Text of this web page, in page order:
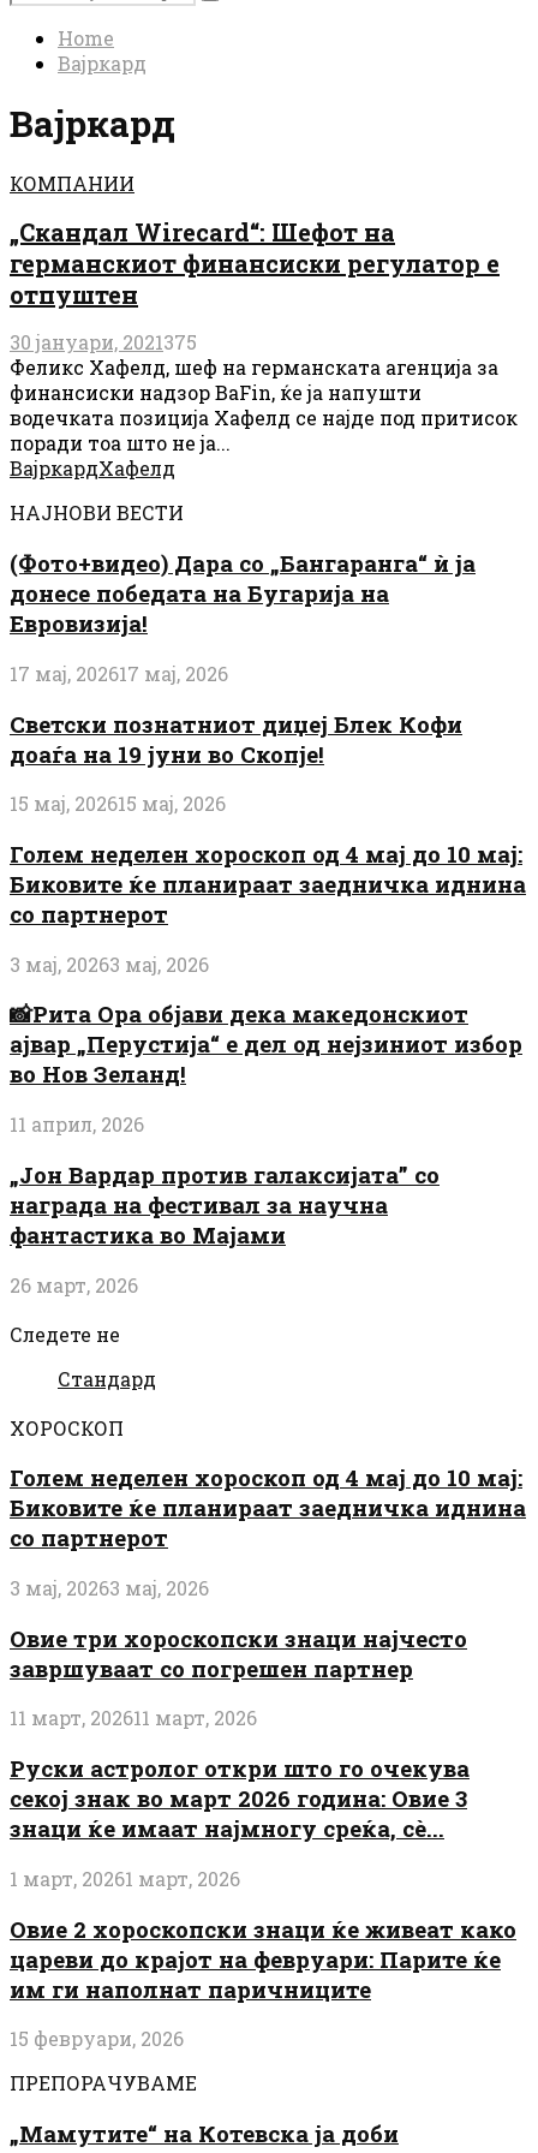
for:
Search
Home
Вајркард
Вајркард
КОМПАНИИ
„Скандал Wirecard“: Шефот на
германскиот финансиски регулатор е
отпуштен
30 јануари, 2021375
Феликс Хафелд, шеф на германската агенција за
финансиски надзор BaFin, ќе ја напушти
водечката позиција Хафелд се најде под притисок
поради тоа што не ја...
ВајркардХафелд
НАЈНОВИ ВЕСТИ
(Фото+видео) Дара со „Бангаранга“ ѝ ја
донесе победата на Бугарија на
Евровизија!
17 мај, 202617 мај, 2026
Светски познатниот диџеј Блек Кофи
доаѓа на 19 јуни во Скопје!
15 мај, 202615 мај, 2026
Голем неделен хороскоп од 4 мај до 10 мај:
Биковите ќе планираат заедничка иднина
со партнерот
3 мај, 20263 мај, 2026
📸Рита Ора објави дека македонскиот
ајвар „Перустија“ е дел од нејзиниот избор
во Нов Зеланд!
11 април, 2026
„Јон Вардар против галаксијата” со
награда на фестивал за научна
фантастика во Мајами
26 март, 2026
Следете не
Стандард
ХОРОСКОП
Голем неделен хороскоп од 4 мај до 10 мај:
Биковите ќе планираат заедничка иднина
со партнерот
3 мај, 20263 мај, 2026
Овие три хороскопски знаци најчесто
завршуваат со погрешен партнер
11 март, 202611 март, 2026
Руски астролог откри што го очекува
секој знак во март 2026 година: Овие 3
знаци ќе имаат најмногу среќа, сè...
1 март, 20261 март, 2026
Овие 2 хороскопски знаци ќе живеат како
цареви до крајот на февруари: Парите ќе
им ги наполнат паричниците
15 февруари, 2026
ПРЕПОРАЧУВАМЕ
„Мамутите“ на Котевска ја доби